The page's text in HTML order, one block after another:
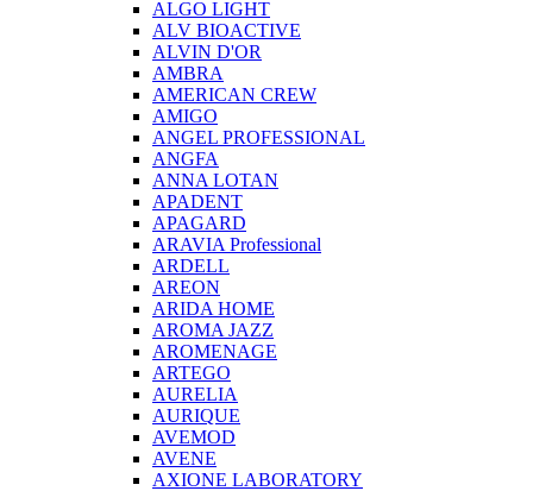
ALGO LIGHT
ALV BIOACTIVE
ALVIN D'OR
AMBRA
AMERICAN CREW
AMIGO
ANGEL PROFESSIONAL
ANGFA
ANNA LOTAN
APADENT
APAGARD
ARAVIA Professional
ARDELL
AREON
ARIDA HOME
AROMA JAZZ
AROMENAGE
ARTEGO
AURELIA
AURIQUE
AVEMOD
AVENE
AXIONE LABORATORY